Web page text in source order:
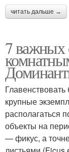
читать дальше →
7 важных
крупные
располагаться
объекты на
— фикус, а